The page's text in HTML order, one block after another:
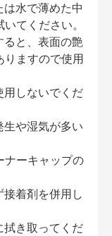
水で薄めた中
てください。
と、表面の艶
りますので使用
しないでくだ
や湿気が多い
ナーキャップの
着剤を併用し
き取ってくだ